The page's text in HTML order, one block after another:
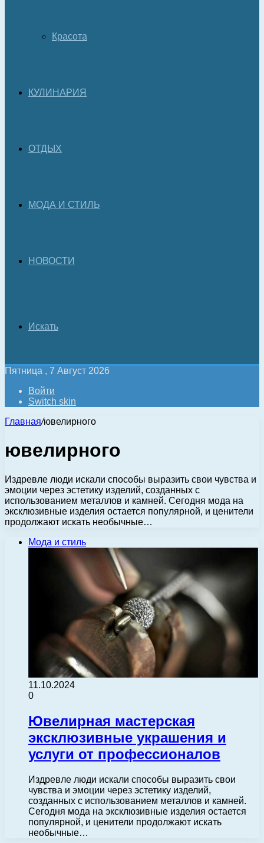
Красота
КУЛИНАРИЯ
ОТДЫХ
МОДА И СТИЛЬ
НОВОСТИ
Искать
Пятница , 7 Август 2026
Войти
Switch skin
Главная/ювелирного
ювелирного
Издревле люди искали способы выразить свои чувства и
эмоции через эстетику изделий, созданных с
использованием металлов и камней. Сегодня мода на
эксклюзивные изделия остается популярной, и ценители
продолжают искать необычные…
Мода и стиль
11.10.2024
0
Ювелирная мастерская
эксклюзивные украшения и
услуги от профессионалов
Издревле люди искали способы выразить свои
чувства и эмоции через эстетику изделий,
созданных с использованием металлов и камней.
Сегодня мода на эксклюзивные изделия остается
популярной, и ценители продолжают искать
необычные…